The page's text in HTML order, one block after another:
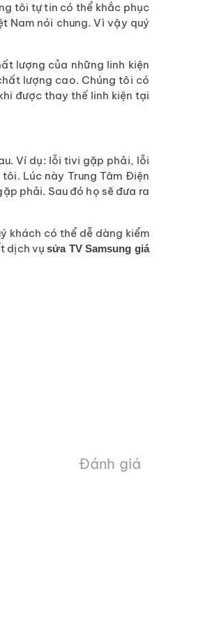
tôi tự tin có thể khắc phục
Nam nói chung. Vì vậy quý
lượng của những linh kiện
lượng cao. Chúng tôi có
được thay thế linh kiện tại
Ví dụ: lỗi tivi gặp phải, lỗi
Lúc này Trung Tâm Điện
phải. Sau đó họ sẽ đưa ra
khách có thể dễ dàng kiểm
dịch vụsửa TV Samsung giá
Đánh giá